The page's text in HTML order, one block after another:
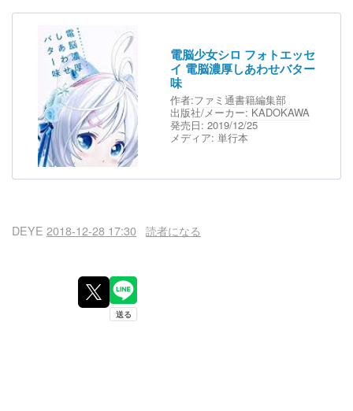
電脳少女シロ フォトエッセ
イ 電脳濃厚しあわせバター
味
作者:ファミ通書籍編集部
出版社/メーカー: KADOKAWA
発売日: 2019/12/25
メディア: 単行本
DEYE 2018-12-28 17:30 読者になる